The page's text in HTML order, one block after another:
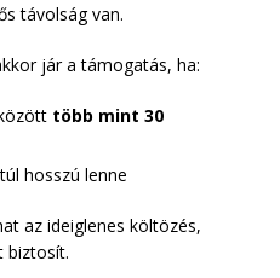
távolság van.
jár a támogatás, ha:
több mint 30
hosszú lenne
az ideiglenes költözés,
biztosít.